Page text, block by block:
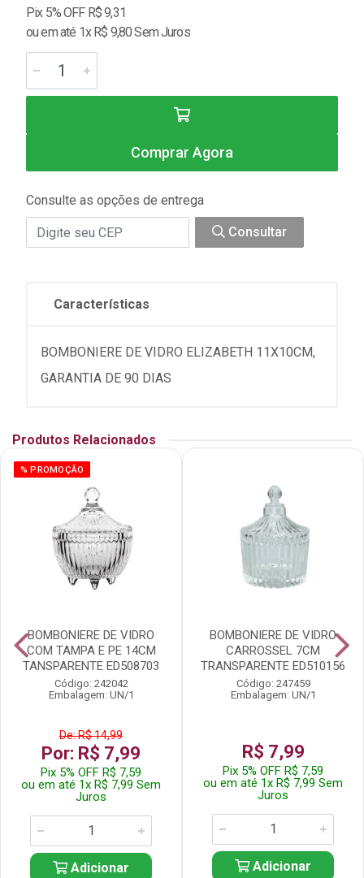
Pix 5% OFF R$ 9,31
ou em até 1x R$ 9,80 Sem Juros
Comprar Agora
Consulte as opções de entrega
Consultar
Características
BOMBONIERE DE VIDRO ELIZABETH 11X10CM,
GARANTIA DE 90 DIAS
Produtos Relacionados
% PROMOÇÃO
BOMBONIERE DE VIDRO
COM TAMPA E PE 14CM
TANSPARENTE ED508703
Código: 242042
Embalagem: UN/1
De: R$ 14,99
Por: R$ 7,99
Pix 5% OFF R$ 7,59
ou em até 1x R$ 7,99 Sem
Juros
Adicionar
BOMBONIERE DE VIDRO
CARROSSEL 7CM
TRANSPARENTE ED510156
Código: 247459
Embalagem: UN/1
R$ 7,99
Pix 5% OFF R$ 7,59
ou em até 1x R$ 7,99 Sem
Juros
Adicionar